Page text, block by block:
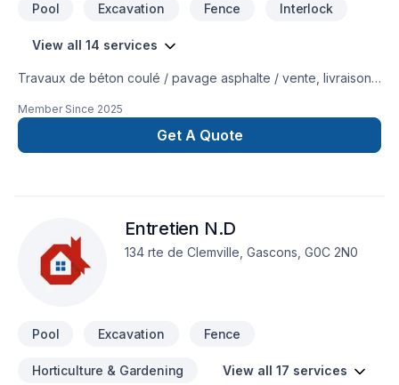
Pool Excavation Fence Interlock
View all 14 services
Travaux de béton coulé / pavage asphalte / vente, livraison
excavation / transport de vrac / drain francais / nivellement /
enrochement / émondage / dessouchage
Member Since 2025
Get A Quote
Entretien N.D
134 rte de Clemville, Gascons, G0C 2N0
Pool Excavation Fence
Horticulture & Gardening View all 17 services